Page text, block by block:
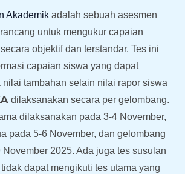
Akademik adalah sebuah asesmen
untuk mengukur capaian
objektif dan terstandar. Tes ini
capaian siswa yang dapat
tambahan selain nilai rapor siswa
dilaksanakan secara per gelombang.
dilaksanakan pada 3-4 November,
pada 5-6 November, dan gelombang
November 2025. Ada juga tes susulan
dapat mengikuti tes utama yang